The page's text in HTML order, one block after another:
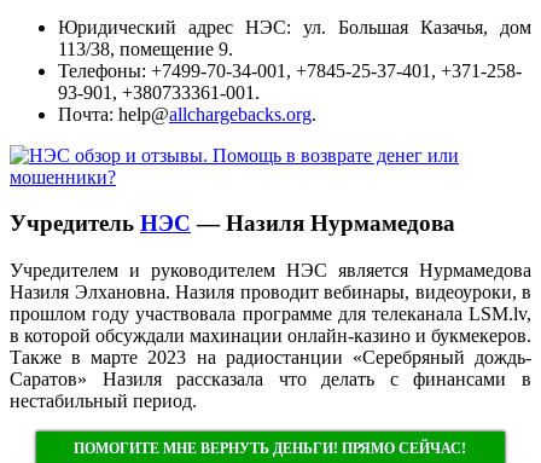
Юридический адрес НЭС: ул. Большая Казачья, дом
113/38, помещение 9.
Телефоны: +7499-70-34-001, +7845-25-37-401, +371-258-
93-901, +380733361-001.
Почта: help@allchargebacks.org.
Учредитель НЭС — Назиля Нурмамедова
Учредителем и руководителем НЭС является Нурмамедова
Назиля Элхановна. Назиля проводит вебинары, видеоуроки, в
прошлом году участвовала программе для телеканала LSM.lv,
в которой обсуждали махинации онлайн-казино и букмекеров.
Также в марте 2023 на радиостанции «Серебряный дождь-
Саратов» Назиля рассказала что делать с финансами в
нестабильный период.
ПОМОГИТЕ МНЕ ВЕРНУТЬ ДЕНЬГИ! ПРЯМО СЕЙЧАС!